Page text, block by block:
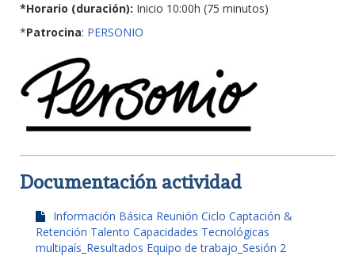
*Horario (duración): Inicio 10:00h (75 minutos)
*Patrocina: PERSONIO
Documentación actividad
Información Básica Reunión Ciclo Captación &
Retención Talento Capacidades Tecnológicas
multipaís_Resultados Equipo de trabajo_Sesión 2